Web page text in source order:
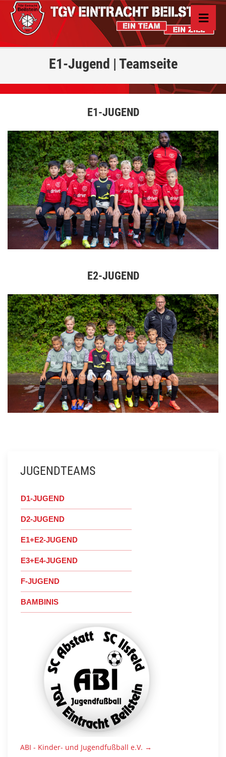
E1-Jugend | Teamseite
E1-JUGEND
E2-JUGEND
JUGENDTEAMS
D1-JUGEND
D2-JUGEND
E1+E2-JUGEND
E3+E4-JUGEND
F-JUGEND
BAMBINIS
ABI - Kinder- und Jugendfußball e.V. →